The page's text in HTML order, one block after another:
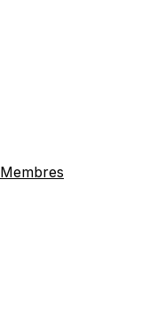
Membres